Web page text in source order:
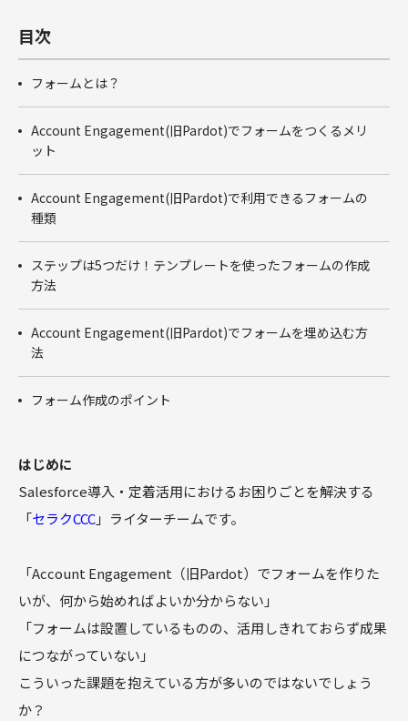
クショップ
商談フェー
ズ設計ワー
サクセスパ
スワークシ
ョップ
目次
フォームとは？
Account Engagement(旧Pardot)でフォームをつくるメリ
ット
Account Engagement(旧Pardot)で利用できるフォームの
種類
ステップは5つだけ！テンプレートを使ったフォームの作成
方法
Account Engagement(旧Pardot)でフォームを埋め込む方
法
フォーム作成のポイント
はじめに
Salesforce導入・定着活用におけるお困りごとを解決する
「セラクCCC」ライターチームです。
「Account Engagement（旧Pardot）でフォームを作りた
いが、何から始めればよいか分からない」
「フォームは設置しているものの、活用しきれておらず成果
につながっていない」
こういった課題を抱えている方が多いのではないでしょう
か？